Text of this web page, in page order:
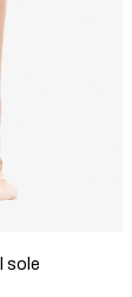
sole